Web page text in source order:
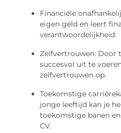
Financiële
eigen geld en leert
verantwoordelijkheid.
Zelfvertrouwen: Door
succesvol uit te
zelfvertrouwen op.
Toekomstige
jonge leeftijd kan je
toekomstige banen
CV.